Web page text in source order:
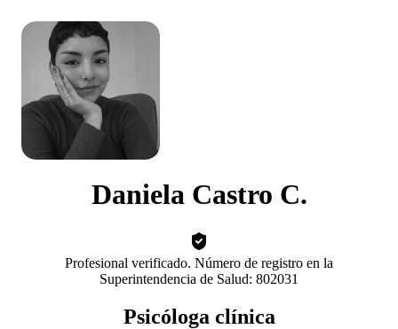
Daniela Castro C.
Profesional verificado. Número de registro en la
Superintendencia de Salud: 802031
Psicóloga clínica